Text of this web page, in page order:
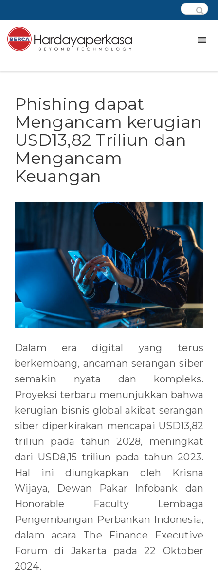
Phishing dapat
Mengancam kerugian
USD13,82 Triliun dan
Mengancam
Keuangan
Dalam era digital yang terus
berkembang, ancaman serangan siber
semakin nyata dan kompleks.
Proyeksi terbaru menunjukkan bahwa
kerugian bisnis global akibat serangan
siber diperkirakan mencapai USD13,82
triliun pada tahun 2028, meningkat
dari USD8,15 triliun pada tahun 2023.
Hal ini diungkapkan oleh Krisna
Wijaya, Dewan Pakar Infobank dan
Honorable Faculty Lembaga
Pengembangan Perbankan Indonesia,
dalam acara The Finance Executive
Forum di Jakarta pada 22 Oktober
2024.